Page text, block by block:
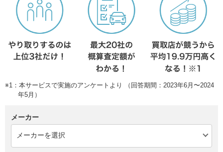
※1：本サービスで実施のアンケートより （回答期間：2023年6月〜2024
年5月）
メーカー